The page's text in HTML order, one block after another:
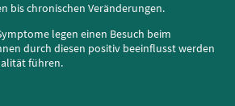
bis chronischen Veränderungen.
legen einen Besuch beim
durch diesen positiv beeinflusst werden
führen.